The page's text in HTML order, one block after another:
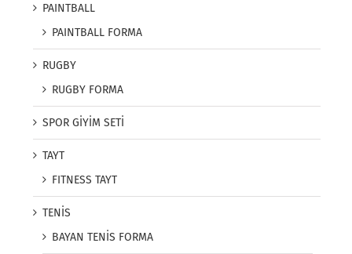
PAINTBALL
PAINTBALL FORMA
RUGBY
RUGBY FORMA
SPOR GİYİM SETİ
TAYT
FITNESS TAYT
TENİS
BAYAN TENİS FORMA